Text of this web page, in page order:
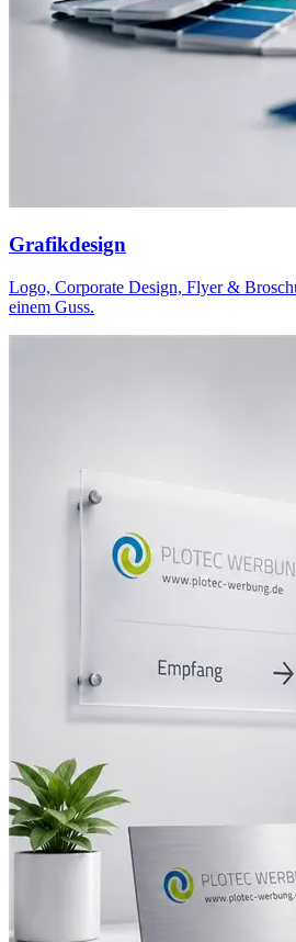
Grafikdesign
Logo, Corporate Design, Flyer &
einem Guss.